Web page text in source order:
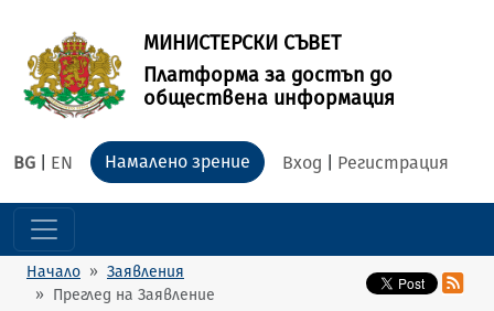
МИНИСТЕРСКИ СЪВЕТ
Платформа за достъп до
обществена информация
BG EN Вход Регистрация
Намалено зрение
Начало
Заявления
Преглед на Заявление